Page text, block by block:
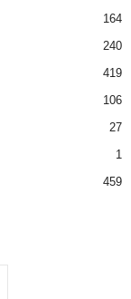
164
240
419
106
27
1
459